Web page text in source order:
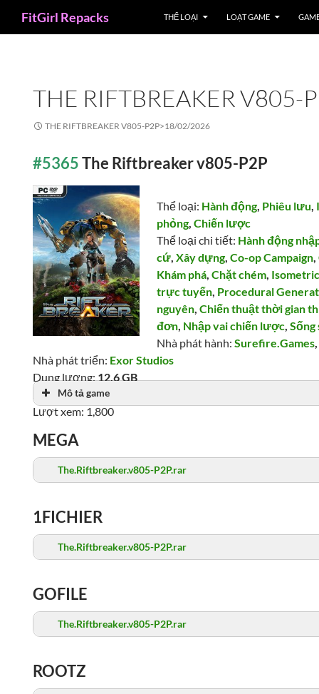
FitGirl Repacks THỂ LOẠI LOẠT GAME
THE RIFTBREAKER V805-
THE RIFTBREAKER V805-P2P>18/02/2026
#5365The Riftbreaker v805-P2P
Thể loại: Hành động, Phiêu lưu,
phỏng,Chiến lược
Thể loại chi tiết: Hành động
cứ,Xây dựng,Co-op Campaign,
Khám phá,Chặt chém,
trực tuyến, Procedural
nguyên,Chiến thuật thời gian
đơn, Nhập vai chiến lược,Sống
Nhà phát hành:Surefire.Games
Nhà phát triển: Exor Studios
Dung lượng:12.6 GB
Ngày phát hành: 14/10/2021
Lượt xem: 1,800
Mô tả game
MEGA
The.Riftbreaker.v805-P2P.rar
1FICHIER
The.Riftbreaker.v805-P2P.rar
GOFILE
The.Riftbreaker.v805-P2P.rar
ROOTZ